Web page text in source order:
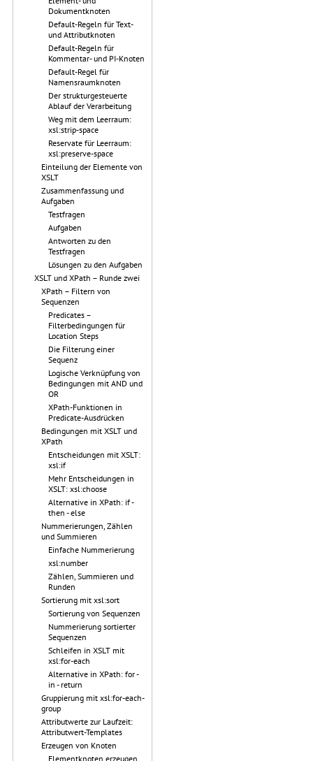
Dokumentknoten
Default-Regeln für Text-
und Attributknoten
Default-Regeln für
Kommentar- und PI-Knoten
Default-Regel für
Namensraumknoten
Der strukturgesteuerte
Ablauf der Verarbeitung
Weg mit dem Leerraum:
xsl:strip-space
Reservate für Leerraum:
xsl:preserve-space
Einteilung der Elemente von
XSLT
Zusammenfassung und
Aufgaben
Testfragen
Aufgaben
Antworten zu den
Testfragen
Lösungen zu den Aufgaben
XSLT und XPath – Runde zwei
XPath – Filtern von
Sequenzen
Predicates –
Filterbedingungen für
Location Steps
Die Filterung einer
Sequenz
Logische Verknüpfung von
Bedingungen mit AND und
OR
XPath-Funktionen in
Predicate-Ausdrücken
Bedingungen mit XSLT und
XPath
Entscheidungen mit XSLT:
xsl:if
Mehr Entscheidungen in
XSLT: xsl:choose
Alternative in XPath: if -
then - else
Nummerierungen, Zählen
und Summieren
Einfache Nummerierung
xsl:number
Zählen, Summieren und
Runden
Sortierung mit xsl:sort
Sortierung von Sequenzen
Nummerierung sortierter
Sequenzen
Schleifen in XSLT mit
xsl:for-each
Alternative in XPath: for -
in - return
Gruppierung mit xsl:for-each-
group
Attributwerte zur Laufzeit:
Attributwert-Templates
Erzeugen von Knoten
Elementknoten erzeugen